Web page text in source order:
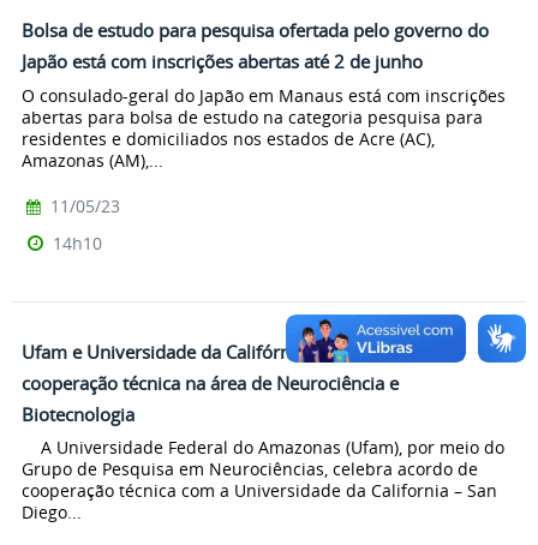
Bolsa de estudo para pesquisa ofertada pelo governo do
Japão está com inscrições abertas até 2 de junho
O consulado-geral do Japão em Manaus está com inscrições
abertas para bolsa de estudo na categoria pesquisa para
residentes e domiciliados nos estados de Acre (AC),
Amazonas (AM),...
11/05/23
14h10
Ufam e Universidade da Califórnia firmam acordo de
cooperação técnica na área de Neurociência e
Biotecnologia
A Universidade Federal do Amazonas (Ufam), por meio do
Grupo de Pesquisa em Neurociências, celebra acordo de
cooperação técnica com a Universidade da California – San
Diego...